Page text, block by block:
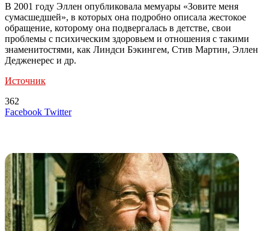
В 2001 году Эллен опубликовала мемуары «Зовите меня
сумасшедшей», в которых она подробно описала жестокое
обращение, которому она подвергалась в детстве, свои
проблемы с психическим здоровьем и отношения с такими
знаменитостями, как Линдси Бэкингем, Стив Мартин, Эллен
Дедженерес и др.
Источник
362
Facebook TwitterLinkedIn
Tumblr
Reddit
Вконтакте
Одноклассники
Skype
Messenger
Messenger
WhatsApp
Telegram
Viber
Line
Поделиться
Печатать